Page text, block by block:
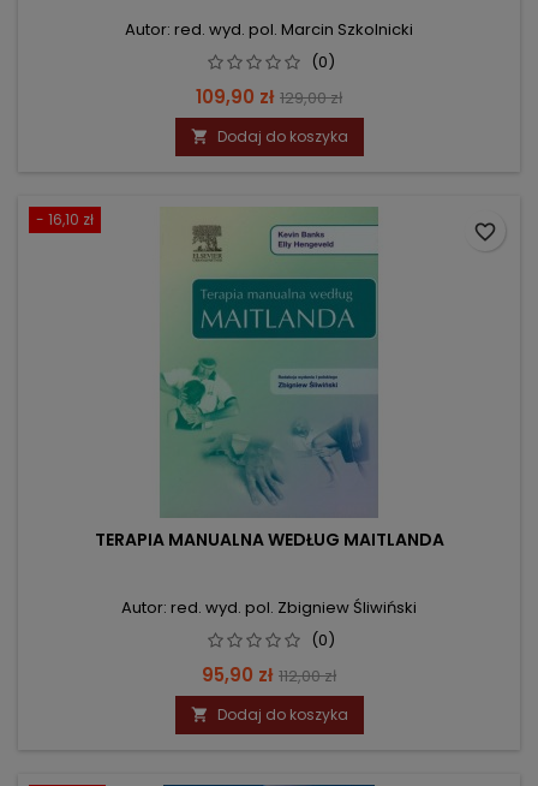
Autor: red. wyd. pol. Marcin Szkolnicki
(0)
Cena
109,90 zł Cena
podstawowa
129,00 zł
 Dodaj do koszyka
- 16,10 zł
TERAPIA MANUALNA WEDŁUG MAITLANDA
Autor: red. wyd. pol. Zbigniew Śliwiński
(0)
Cena
95,90 zł Cena
podstawowa
112,00 zł
 Dodaj do koszyka
favorite_border